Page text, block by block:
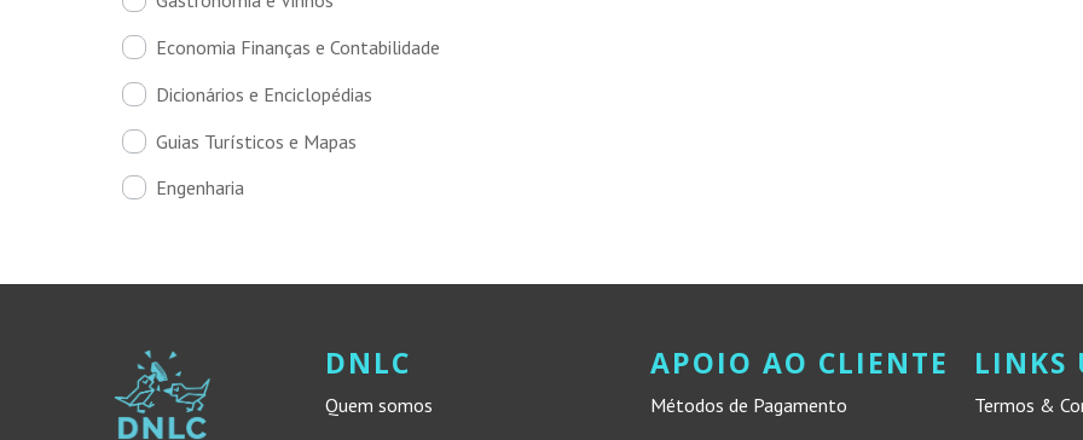
Economia Finanças e Contabilidade
Dicionários e Enciclopédias
Guias Turísticos e Mapas
Engenharia
DNLC
Quem somos
APOIO AO CLIENTE
Métodos de Pagamento
LINKS
Termos &